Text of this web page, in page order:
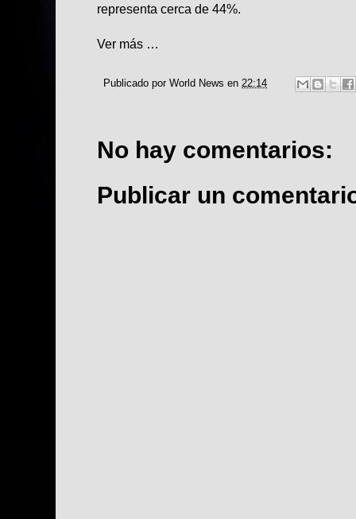
representa cerca de 44%.
Ver más …
Publicado por World News en 22:14
No hay comentarios:
Publicar un